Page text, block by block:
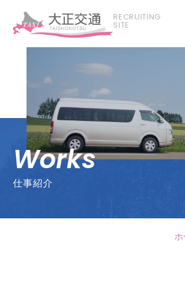
RECRUITING
SITE
Works
仕事紹介
ホ